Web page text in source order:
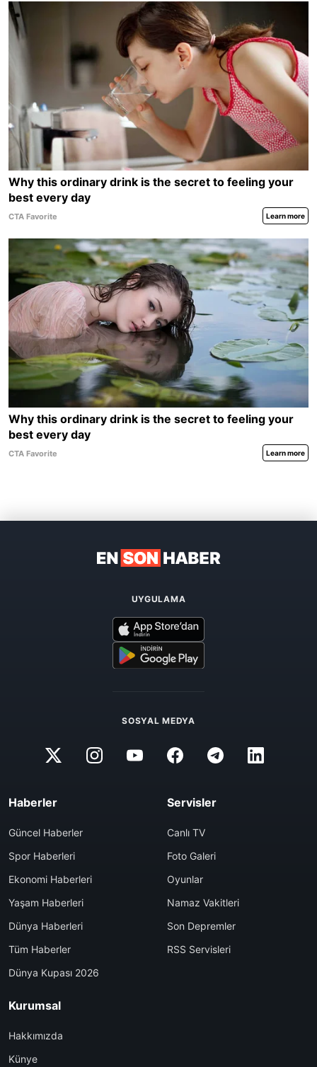
UYGULAMA
SOSYAL MEDYA
Haberler
Güncel Haberler
Spor Haberleri
Ekonomi Haberleri
Yaşam Haberleri
Dünya Haberleri
Tüm Haberler
Dünya Kupası 2026
Servisler
Canlı TV
Foto Galeri
Oyunlar
Namaz Vakitleri
Son Depremler
RSS Servisleri
Kurumsal
Hakkımızda
Künye